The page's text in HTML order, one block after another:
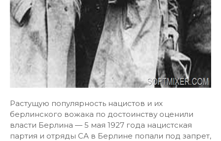
Растущую популярность нацистов и их
берлинского вожака по достоинству оценили
власти Берлина — 5 мая 1927 года нацистская
партия и отряды СА в Берлине попали под запрет,